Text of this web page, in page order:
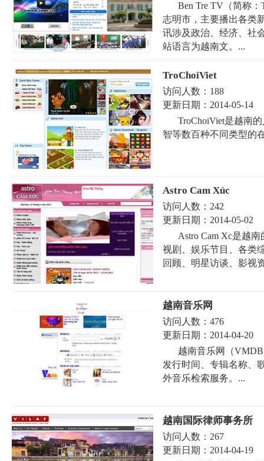
Ben Tre TV（简称
志明市，主要播出各类
讯涉及政治、经济、社
站语言为越南文。...
TroChoiViet
访问人数： 188
更新日期： 2014-05-14
TroChoiViet是越南
智等数百种不同类型的
Astro Cam Xúc
访问人数： 242
更新日期： 2014-05-02
Astro Cam Xc是越
视剧、娱乐节目、各类
回顾、明星访谈、影视
越南音乐网
访问人数： 476
更新日期： 2014-04-20
越南音乐网（
发行时间、专辑名称、
外音乐检索服务。...
越南国际律师事务所
访问人数： 267
更新日期： 2014-04-19